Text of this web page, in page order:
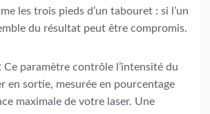
les trois pieds d’un tabouret : si l’un
du résultat peut être compromis.
Ce paramètre contrôle l’intensité du
en sortie, mesurée en pourcentage
maximale de votre laser. Une